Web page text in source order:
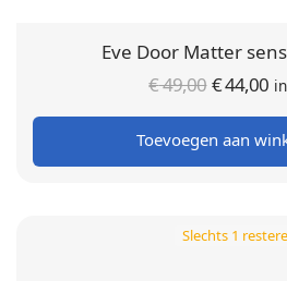
Eve Door Matter
€49,00
prijs
€
€44,00
€
Toevoegen aan
Slechts 1